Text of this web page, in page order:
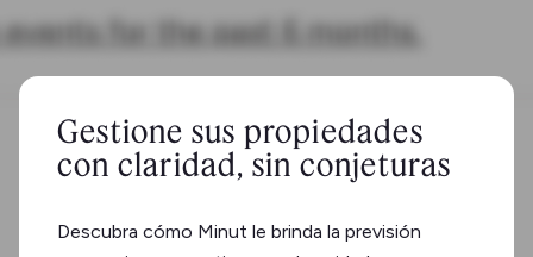
Gestione sus propiedades
con claridad, sin conjeturas
Descubra cómo Minut le brinda la previsión